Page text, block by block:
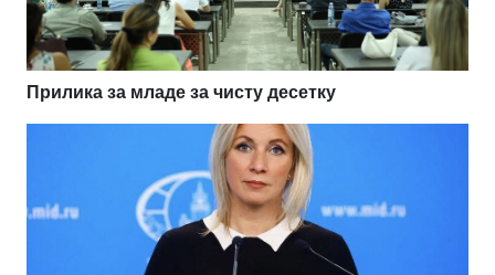
Прилика за младе за чисту десетку